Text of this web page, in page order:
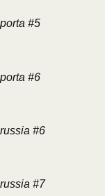
porta #5
porta #6
russia #6
russia #7